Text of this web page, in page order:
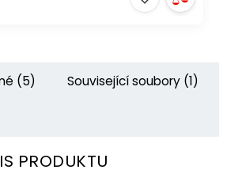
(5) Související soubory (1)
PRODUKTU